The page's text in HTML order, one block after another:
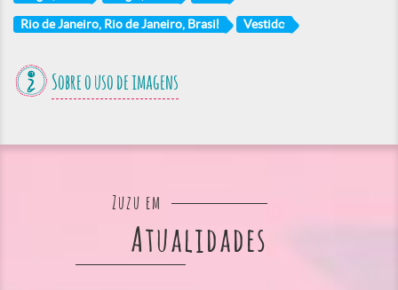
Rio de Janeiro, Rio de Janeiro, Brasil Vestido
Sobre o uso de imagens
Zuzu em
Atualidades